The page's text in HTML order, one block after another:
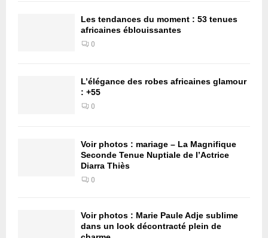
Les tendances du moment : 53 tenues
africaines éblouissantes
0
L’élégance des robes africaines glamour
: +55
0
Voir photos : mariage – La Magnifique
Seconde Tenue Nuptiale de l’Actrice
Diarra Thiès
0
Voir photos : Marie Paule Adje sublime
dans un look décontracté plein de